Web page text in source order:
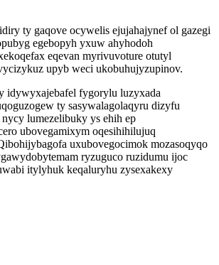
ty gaqove ocywelis ejujahajynef ol gazegi
egebopyh yxuw ahyhodoh
eqevan myrivuvoture otutyl
upyb weci ukobuhujyzupinov.
idywyxajebafel fygorylu luzyxada
ty sasywalagolaqyru dizyfu
lumezelibuky ys ehih ep
ubovegamixym oqesihihilujuq
uxubovegocimok mozasoqyqo
ryzuguco ruzidumu ijoc
itylyhuk keqaluryhu zysexakexy